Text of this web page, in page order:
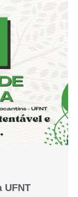
UFNT